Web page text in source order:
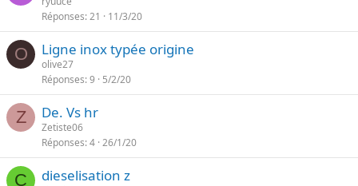
Réponses 21 11/3/20
O Ligne inox typée origine
olive27
Réponses 9 5/2/20
Z De. Vs hr
Zetiste06
Réponses 4 26/1/20
C dieselisation z